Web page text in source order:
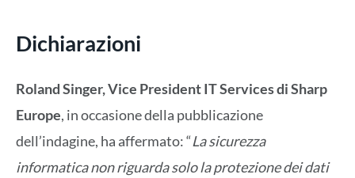
Dichiarazioni
Roland Singer, Vice President IT Services di Sharp
Europe, in occasione della pubblicazione
dell’indagine, ha affermato: “La sicurezza
informatica non riguarda solo la protezione dei dati